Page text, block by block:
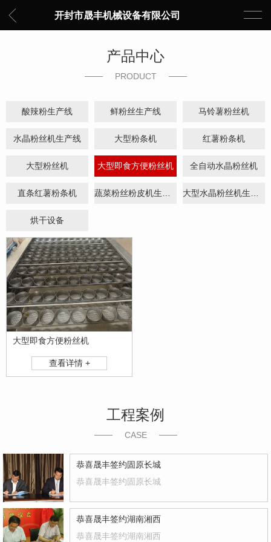
开封市晟丰机械设备有限公司
产品中心
PRODUCT
酸辣粉生产线 鲜粉丝生产线 马铃薯粉丝机
水晶粉丝机生产线 大型粉条机 红薯粉条机
大型粉丝机 大型即食方便粉丝机 全自动水晶粉丝机
直条红薯粉条机
烘干设备
大型即食方便粉丝机
查看详情 +
工程案例
CASE
恭喜晟丰签约固原长城
恭喜晟丰签约固原长城
恭喜晟丰签约湖南湘西
恭喜晟丰签约湖南湘西